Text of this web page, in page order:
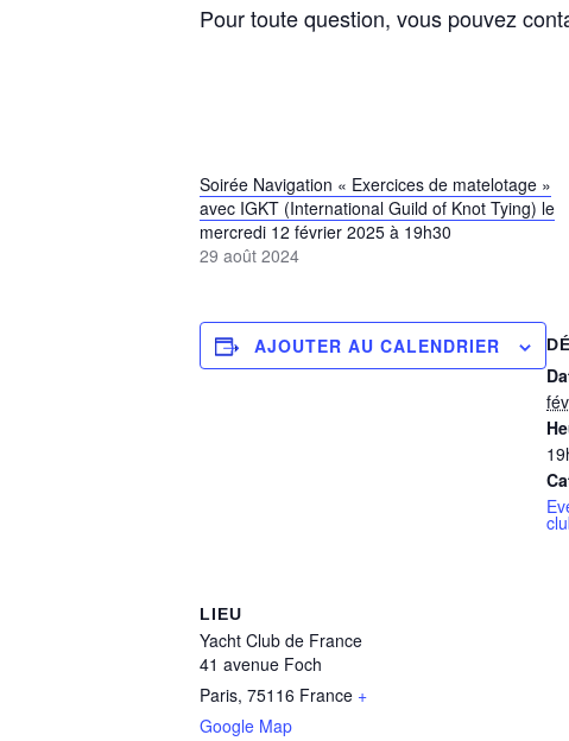
Pour toute question, vous pouvez
Soirée Navigation « Exercices de matelotage »
avec IGKT (International Guild of Knot Tying) le
mercredi 12 février 2025 à 19h30
29 août 2024
AJOUTER AU CALENDRIER
LIEU
Yacht Club de France
41 avenue Foch
Paris, 75116 France +
Google Map